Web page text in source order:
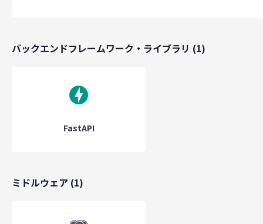
バックエンドフレームワーク・ライブラリ (1)
FastAPI
ミドルウェア (1)